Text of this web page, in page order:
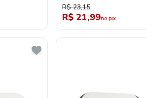
Tl010326
R$ 23,15
R$ 21,99no pix